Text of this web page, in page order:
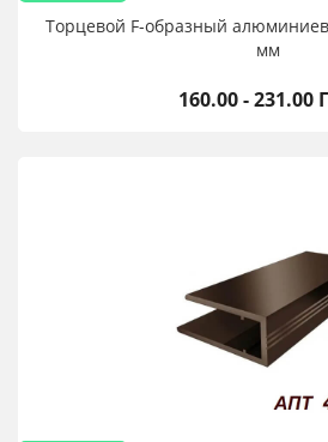
Торцевой F-образный
мм
160.00 - 231.00